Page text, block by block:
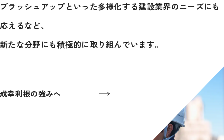
ブラッシュアップといった多様化する建設業界のニーズにも
応えるなど、
新たな分野にも積極的に取り組んでいます。
成幸利根の強みへ